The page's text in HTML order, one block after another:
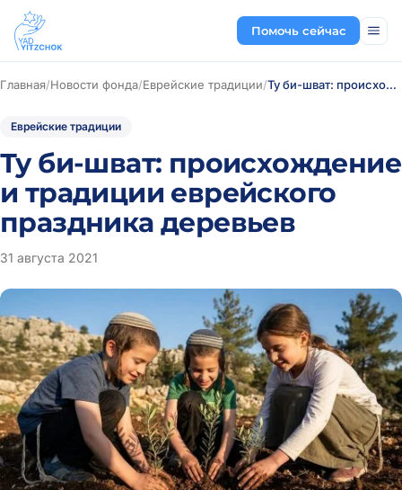
Помочь сейчас
Главная/Новости фонда/Еврейские традиции/ Ту би-шват: происхождение и традиции еврейского праздника деревьев
Еврейские традиции
Ту би-шват: происхождение
и традиции еврейского
праздника деревьев
31 августа 2021